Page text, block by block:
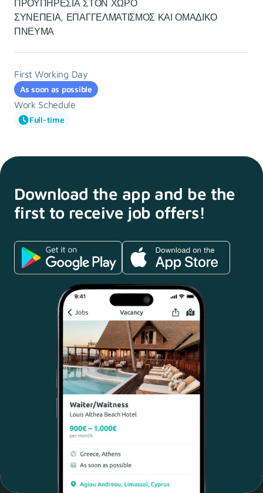
ΠΡΟΫΠΗΡΕΣΙΑ ΣΤΟΝ ΧΩΡΟ
ΣΥΝΕΠΕΙΑ, ΕΠΑΓΓΕΛΜΑΤΙΣΜΟΣ ΚΑΙ ΟΜΑΔΙΚΟ
ΠΝΕΥΜΑ
First Working Day
As soon as possible
Work Schedule
Full-time
Download the app and be the
first to receive job offers!